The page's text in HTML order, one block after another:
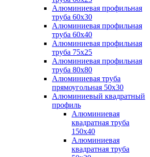
Алюминиевая профильная
труба 60х30
Алюминиевая профильная
труба 60х40
Алюминиевая профильная
труба 75х25
Алюминиевая профильная
труба 80х80
Алюминиевая труба
прямоугольная 50х30
Алюминиевый квадратный
профиль
Алюминиевая
квадратная труба
150х40
Алюминиевая
квадратная труба